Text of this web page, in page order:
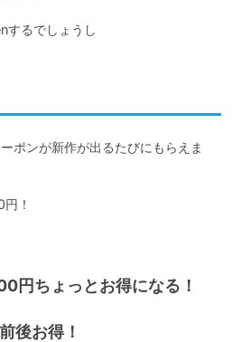
するでしょうし
ポンが新作が出るたびにもらえま
！
円ちょっとお得になる！
後お得！